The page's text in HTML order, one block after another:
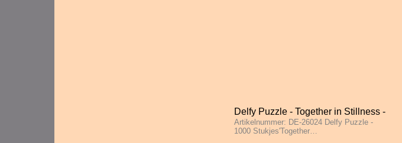
Delfy Puzzle - Together in Stillness -
1000 Stukjes
Artikelnummer: DE-26024 Delfy Puzzle -
1000 Stukjes'Together…